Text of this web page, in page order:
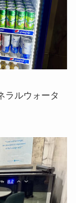
ラルウォータ